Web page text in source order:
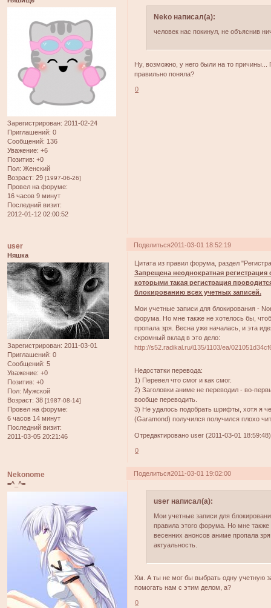
Зарегистрирован: 2011-02-24
Приглашений: 0
Сообщений: 136
Уважение: +6
Позитив: +0
Пол: Женский
Возраст: 29 [1997-06-26]
Провел на форуме:
16 часов 9 минут
Последний визит:
2012-01-12 02:00:52
Neko написал(а):
человек нас покинул, не объяснив
Ну, возможно, у него были на то причины...
правильно поняла?
0
Поделиться2011-03-01 18:52:19
user
Няшка
Зарегистрирован: 2011-03-01
Приглашений: 0
Сообщений: 5
Уважение: +0
Позитив: +0
Пол: Мужской
Возраст: 38 [1987-08-14]
Провел на форуме:
6 часов 14 минут
Последний визит:
2011-03-05 20:21:46
Цитата из правил форума, раздел
Запрещена неоднократная
которыми такая регистрация
блокированию всех учетных записей.
Мои учетные записи для блокирования -
форума. Но мне также не хотелось бы,
пропала зря. Весна уже началась, и эта
скромный вклад в это дело:
http://s52.radikal.ru/i135/1103/ea/
Недостатки перевода:
1) Перевел что смог и как смог.
2) Заголовки аниме не переводил - во-
вообще переводить.
3) Не удалось подобрать шрифты, хотя я
(Garamond) получился получился плохо
Отредактировано user (2011-03-01 18:59:48)
0
Поделиться2011-03-01 19:02:00
Nekonome
=^_^=
user написал(а):
Мои учетные записи для
правила этого форума. Но мне
весенних анонсов аниме пропала
актуальность.
Хм. А ты не мог бы выбрать одну учетную
помогать нам с этим делом, а?
0